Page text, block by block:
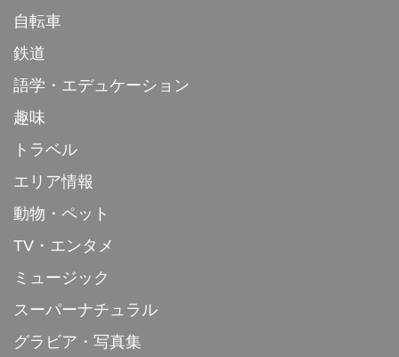
自転車
鉄道
語学・エデュケーション
趣味
トラベル
エリア情報
動物・ペット
TV・エンタメ
ミュージック
スーパーナチュラル
グラビア・写真集